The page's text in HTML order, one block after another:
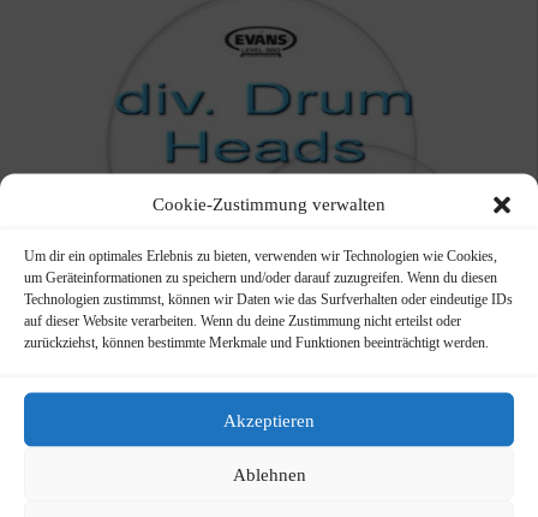
Cookie-Zustimmung verwalten
Um dir ein optimales Erlebnis zu bieten, verwenden wir Technologien wie Cookies,
um Geräteinformationen zu speichern und/oder darauf zuzugreifen. Wenn du diesen
Technologien zustimmst, können wir Daten wie das Surfverhalten oder eindeutige IDs
auf dieser Website verarbeiten. Wenn du deine Zustimmung nicht erteilst oder
zurückziehst, können bestimmte Merkmale und Funktionen beeinträchtigt werden.
Akzeptieren
Ablehnen